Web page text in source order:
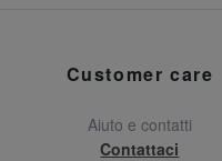
Customer care
Aiuto e contatti
Contattaci